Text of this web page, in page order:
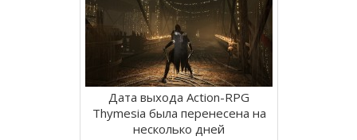
Дата выхода Action-RPG
Thymesia была перенесена на
несколько дней